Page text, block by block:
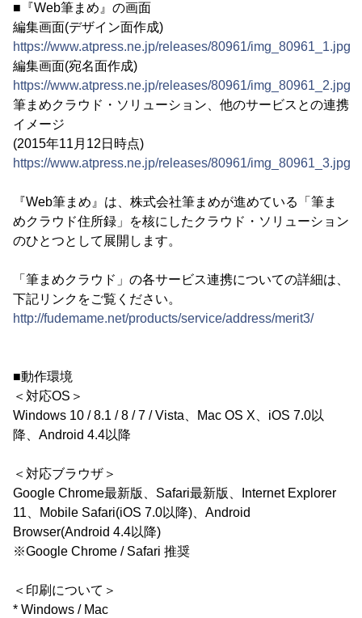
■『Web筆まめ』の画面
編集画面(デザイン面作成)
https://www.atpress.ne.jp/releases/80961/img_80961_1.jpg
編集画面(宛名面作成)
https://www.atpress.ne.jp/releases/80961/img_80961_2.jpg
筆まめクラウド・ソリューション、他のサービスとの連携
イメージ
(2015年11月12日時点)
https://www.atpress.ne.jp/releases/80961/img_80961_3.jpg
『Web筆まめ』は、株式会社筆まめが進めている「筆ま
めクラウド住所録」を核にしたクラウド・ソリューション
のひとつとして展開します。
「筆まめクラウド」の各サービス連携についての詳細は、
下記リンクをご覧ください。
http://fudemame.net/products/service/address/merit3/
■動作環境
＜対応OS＞
Windows 10 / 8.1 / 8 / 7 / Vista、Mac OS X、iOS 7.0以
降、Android 4.4以降
＜対応ブラウザ＞
Google Chrome最新版、Safari最新版、Internet Explorer
11、Mobile Safari(iOS 7.0以降)、Android
Browser(Android 4.4以降)
※Google Chrome / Safari 推奨
＜印刷について＞
* Windows / Mac